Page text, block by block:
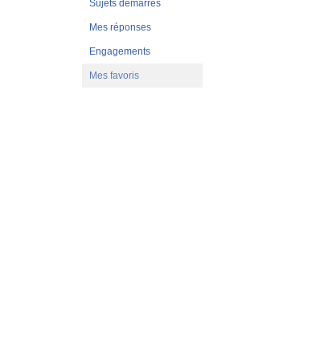
Sujets démarrés
Mes réponses
Engagements
Mes favoris